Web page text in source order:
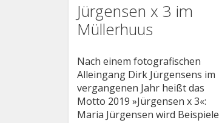
Jürgensen x 3 im
Müllerhuus
Nach einem fotografischen
Alleingang Dirk Jürgensens im
vergangenen Jahr heißt das
Motto 2019 »Jürgensen x 3«:
Maria Jürgensen wird Beispiele